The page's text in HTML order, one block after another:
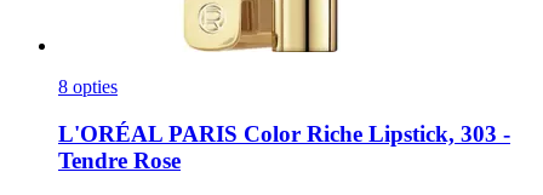
8 opties
L'ORÉAL PARIS Color Riche Lipstick, 303 -​
Tendre Rose